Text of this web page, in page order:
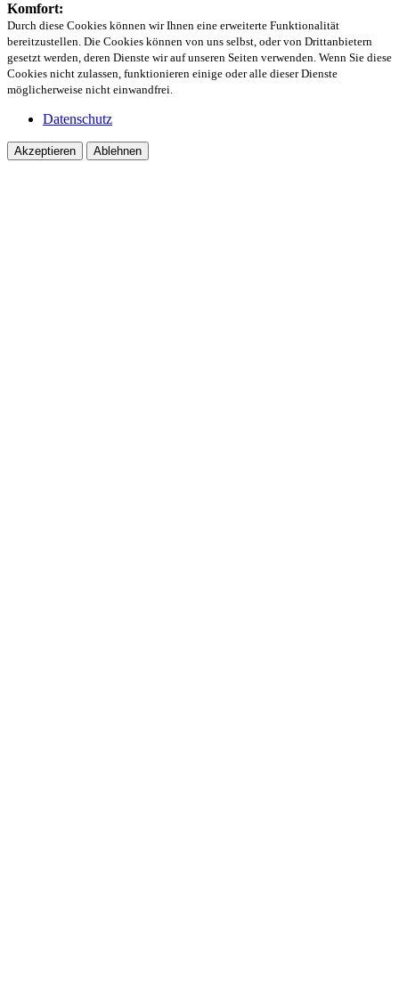
Komfort:
Durch diese Cookies können wir Ihnen eine erweiterte Funktionalität
bereitzustellen. Die Cookies können von uns selbst, oder von Drittanbietern
gesetzt werden, deren Dienste wir auf unseren Seiten verwenden. Wenn Sie diese
Cookies nicht zulassen, funktionieren einige oder alle dieser Dienste
möglicherweise nicht einwandfrei.
Datenschutz
Akzeptieren Ablehnen